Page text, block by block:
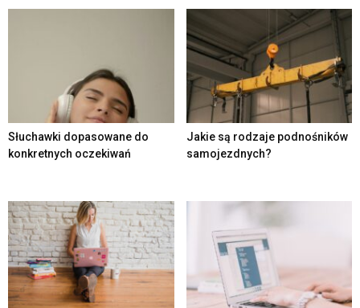
Słuchawki dopasowane do
konkretnych oczekiwań
Jakie są rodzaje podnośników
samojezdnych?